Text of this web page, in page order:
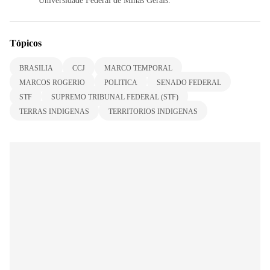
Tópicos
BRASILIA CCJ
MARCO TEMPORAL
MARCOS ROGERIO
POLITICA
SENADO FEDERAL
STF
SUPREMO TRIBUNAL FEDERAL (STF)
TERRAS INDIGENAS
TERRITORIOS INDIGENAS